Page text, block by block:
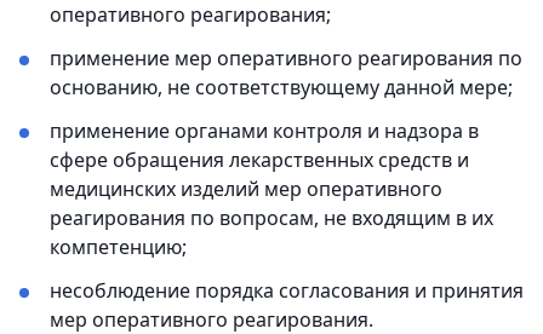
оперативного реагирования;
применение мер оперативного реагирования по
основанию, не соответствующему данной мере;
применение органами контроля и надзора в
сфере обращения лекарственных средств и
медицинских изделий мер оперативного
реагирования по вопросам, не входящим в их
компетенцию;
несоблюдение порядка согласования и принятия
мер оперативного реагирования.